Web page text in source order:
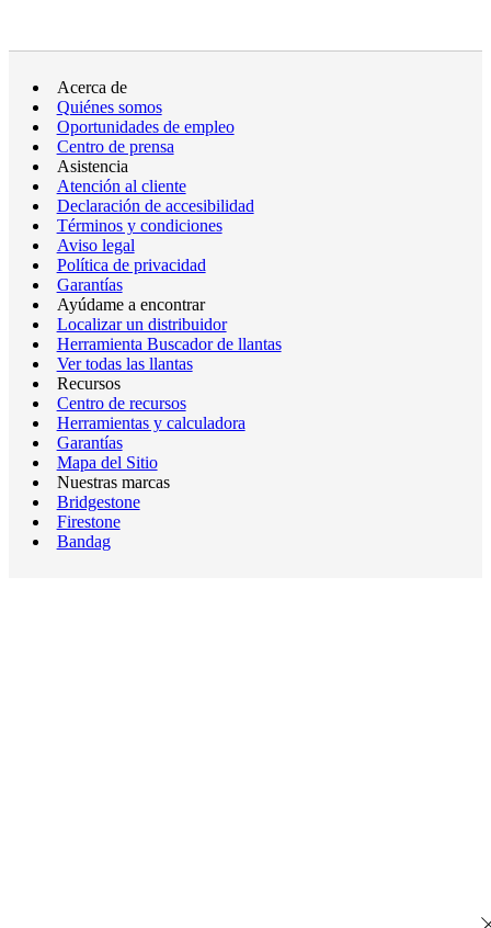
Acerca de
Quiénes somos
Oportunidades de empleo
Centro de prensa
Asistencia
Atención al cliente
Declaración de accesibilidad
Términos y condiciones
Aviso legal
Política de privacidad
Garantías
Ayúdame a encontrar
Localizar un distribuidor
Herramienta Buscador de llantas
Ver todas las llantas
Recursos
Centro de recursos
Herramientas y calculadora
Garantías
Mapa del Sitio
Nuestras marcas
Bridgestone
Firestone
Bandag